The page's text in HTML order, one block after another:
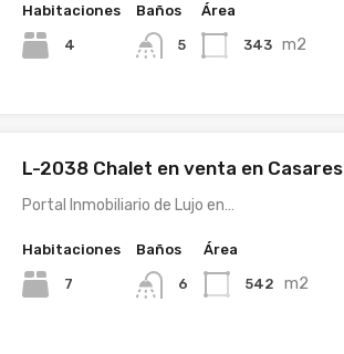
Habitaciones
4
Baños
5
Área
343 m2
L-2038 Chalet en venta en Casares
Portal Inmobiliario de Lujo en…
Habitaciones
7
Baños
6
Área
542 m2